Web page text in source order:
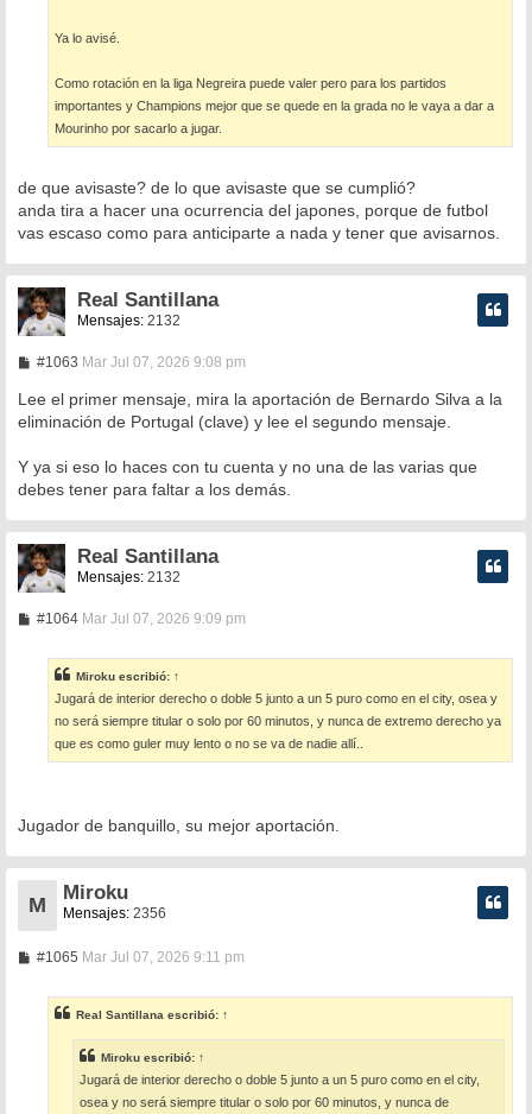
Ya lo avisé.
Como rotación en la liga Negreira puede valer pero para los partidos
importantes y Champions mejor que se quede en la grada no le vaya a dar a
Mourinho por sacarlo a jugar.
de que avisaste? de lo que avisaste que se cumplió?
anda tira a hacer una ocurrencia del japones, porque de futbol
vas escaso como para anticiparte a nada y tener que avisarnos.
Real Santillana
Mensajes: 2132
#1063M
n
a
e
Mar Jul 07, 2026 9:08 pm
Lee el primer mensaje, mira la aportación de Bernardo Silva a la
eliminación de Portugal (clave) y lee el segundo mensaje.
Y ya si eso lo haces con tu cuenta y no una de las varias que
debes tener para faltar a los demás.
Real Santillana
Mensajes: 2132
#1064M
a
j
e
Mar Jul 07, 2026 9:09 pm
Miroku escribió: ↑
Jugará de interior derecho o doble 5 junto a un 5 puro como en el city, osea y
no será siempre titular o solo por 60 minutos, y nunca de extremo derecho ya
que es como guler muy lento o no se va de nadie allí..
Jugador de banquillo, su mejor aportación.
M
Miroku
Mensajes: 2356
#1065M
a
j
e
Mar Jul 07, 2026 9:11 pm
Real Santillana escribió: ↑
Miroku escribió: ↑
Jugará de interior derecho o doble 5 junto a un 5 puro como en el city,
osea y no será siempre titular o solo por 60 minutos, y nunca de